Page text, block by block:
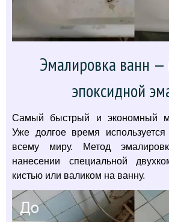
Эмалировка ванн —
эпоксидной
Самый быстрый и экономный
Уже долгое время
всему миру. Метод
нанесении специальной
кистью или валиком на ванну.